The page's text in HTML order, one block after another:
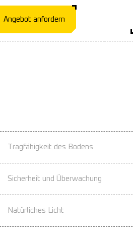
Angebot anfordern
Tragfähigkeit des Bodens
Sicherheit und Überwachung
Natürliches Licht